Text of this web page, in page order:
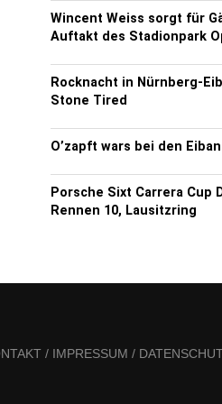
Wincent Weiss sorgt für
Auftakt des Stadionpark
Rocknacht in Nürnberg-
Stone Tired
O’zapft wars bei den
Porsche Sixt Carrera Cup
Rennen 10, Lausitzring
/ IMPRESSUM /